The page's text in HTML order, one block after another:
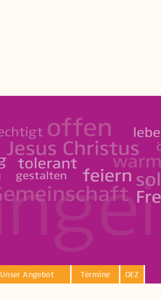
Unser Angebot Termine OEZ